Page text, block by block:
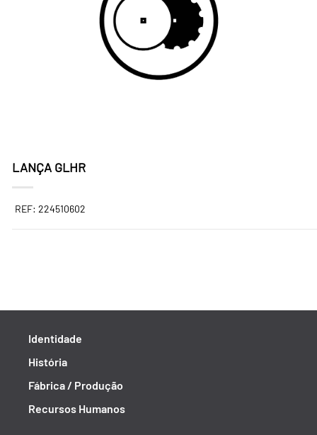
LANÇA GLHR
REF: 224510602
Identidade
História
Fábrica / Produção
Recursos Humanos